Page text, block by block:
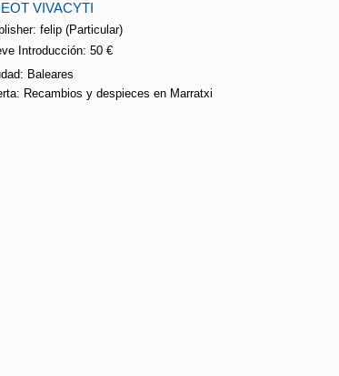
VIVACYTI
felip (Particular)
Introducción: 50 €
Baleares
Recambios y despieces en Marratxi